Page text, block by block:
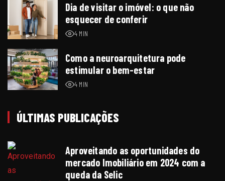
Dia de visitar o imóvel: o que não
esquecer de conferir
4 MIN
Como a neuroarquitetura pode
estimular o bem-estar
4 MIN
ÚLTIMAS PUBLICAÇÕES
Aproveitando as oportunidades do
mercado Imobiliário em 2024 com a
queda da Selic